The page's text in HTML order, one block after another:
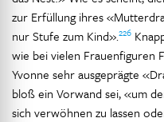
zur Erfüllung ihres
nur Stufe zum Kind».226
wie bei vielen Frauenfiguren
Yvonne sehr ausgeprägte
bloß ein Vorwand sei, «um
sich verwöhnen zu lassen